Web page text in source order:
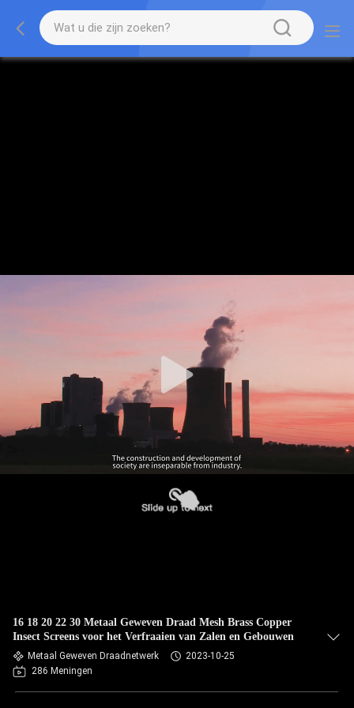
16 18 20 22 30 Metaal Geweven Draad Mesh Brass Copper
Insect Screens voor het Verfraaien van Zalen en Gebouwen
Metaal Geweven Draadnetwerk
2023-10-25
286 Meningen